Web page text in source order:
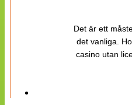
Det är ett
det vanliga.
casino utan